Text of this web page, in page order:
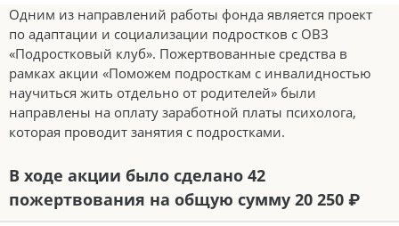
Одним из направлений работы фонда является проект
по адаптации и социализации подростков с ОВЗ
«Подростковый клуб». Пожертвованные средства в
рамках акции «Поможем подросткам с инвалидностью
научиться жить отдельно от родителей» были
направлены на оплату заработной платы психолога,
которая проводит занятия с подростками.
В ходе акции было сделано 42
пожертвования на общую сумму 20 250 ₽